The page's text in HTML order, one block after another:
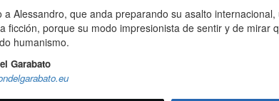
Alessandro, que anda preparando su asalto
ficción, porque su modo impresionista de sentir y de
humanismo.
Garabato